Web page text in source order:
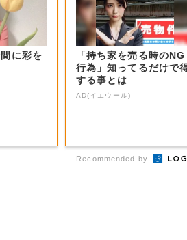
に彩を
「持ち家を売る時のNG
行為」知ってるだけで
する事とは
AD(イエウール)
Recommended by